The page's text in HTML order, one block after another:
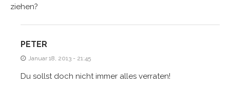
ziehen?
PETER
Januar 18, 2013 - 21:45
Du sollst doch nicht immer alles verraten!